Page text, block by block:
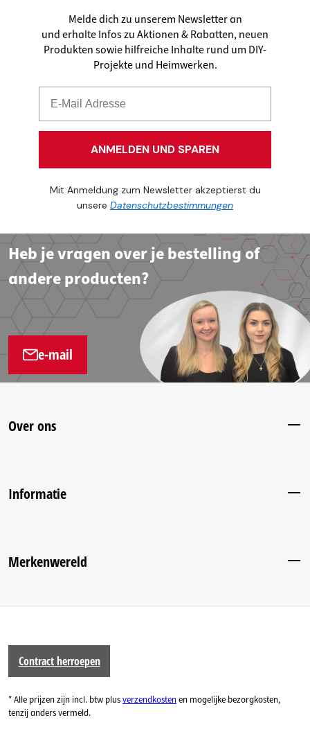
Melde dich zu unserem Newsletter an
und erhalte Infos zu Aktionen & Rabatten, neuen
Produkten sowie hilfreiche Inhalte rund um DIY-
Projekte und Heimwerken.
ANMELDEN UND SPAREN
Mit Anmeldung zum Newsletter akzeptierst du
unsere Datenschutzbestimmungen
Heb je vragen over je bestelling of
andere producten?
e-mail
Over ons
Informatie
Merkenwereld
Contract herroepen
* Alle prijzen zijn incl. btw plusverzendkostenen mogelijke bezorgkosten,
tenzij anders vermeld.